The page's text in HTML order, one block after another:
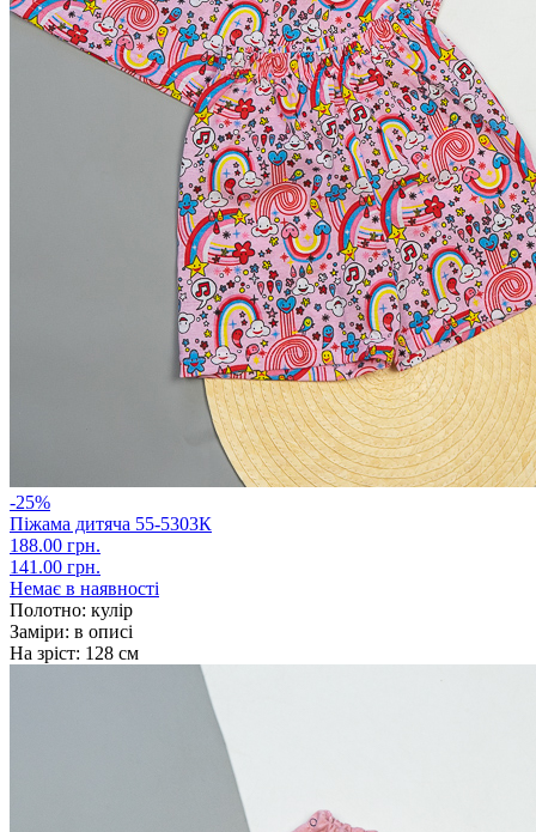
-25%
Піжама дитяча 55-5303К
188.00 грн.
141.00 грн.
Немає в наявності
Полотно: кулір
Заміри: в описі
На зріст: 128 см